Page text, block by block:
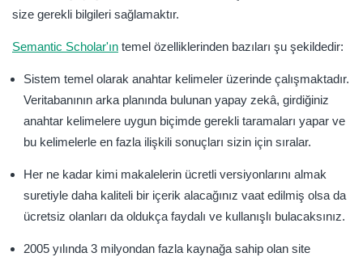
size gerekli bilgileri sağlamaktır.
Semantic Scholar'ın temel özelliklerinden bazıları şu şekildedir:
Sistem temel olarak anahtar kelimeler üzerinde çalışmaktadır.
Veritabanının arka planında bulunan yapay zekâ, girdiğiniz
anahtar kelimelere uygun biçimde gerekli taramaları yapar ve
bu kelimelerle en fazla ilişkili sonuçları sizin için sıralar.
Her ne kadar kimi makalelerin ücretli versiyonlarını almak
suretiyle daha kaliteli bir içerik alacağınız vaat edilmiş olsa da
ücretsiz olanları da oldukça faydalı ve kullanışlı bulacaksınız.
2005 yılında 3 milyondan fazla kaynağa sahip olan site